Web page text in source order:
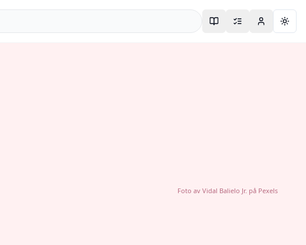
Foto av Vidal Balielo Jr. på Pexels